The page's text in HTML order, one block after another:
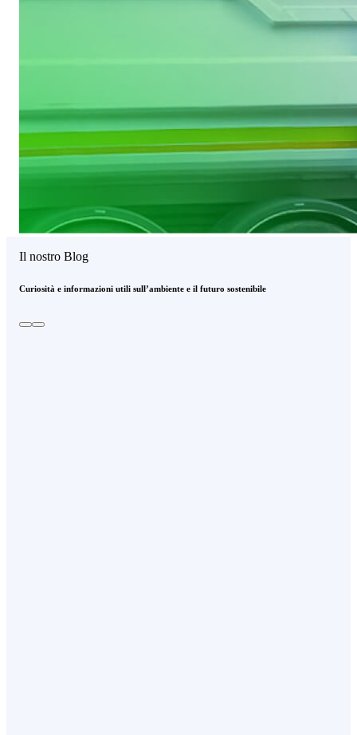
Il nostro Blog
Curiosità e informazioni utili sull’ambiente e il futuro sostenibile